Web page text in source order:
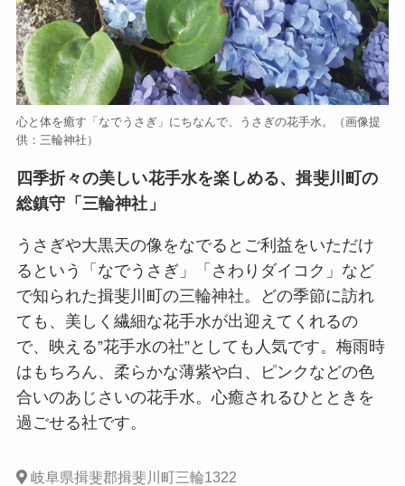
心と体を癒す「なでうさぎ」にちなんで、うさぎの花手水。（画像提
供：三輪神社）
四季折々の美しい花手水を楽しめる、揖斐川町の
総鎮守「三輪神社」
うさぎや大黒天の像をなでるとご利益をいただけ
るという「なでうさぎ」「さわりダイコク」など
で知られた揖斐川町の三輪神社。どの季節に訪れ
ても、美しく繊細な花手水が出迎えてくれるの
で、映える”花手水の社”としても人気です。梅雨時
はもちろん、柔らかな薄紫や白、ピンクなどの色
合いのあじさいの花手水。心癒されるひとときを
過ごせる社です。
岐阜県揖斐郡揖斐川町三輪1322